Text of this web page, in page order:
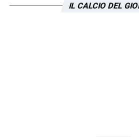
LA PLAYLIST DELLE
IL CALCIO DEL